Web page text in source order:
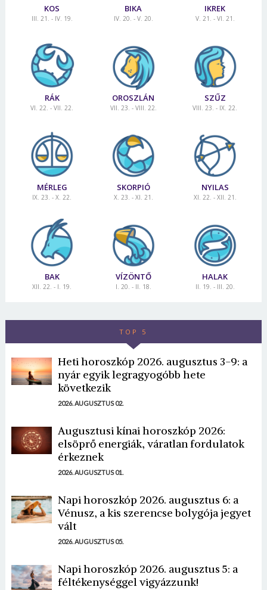
KOS
III. 21. - IV. 19.
BIKA
IV. 20. - V. 20.
IKREK
V. 21. - VI. 21.
RÁK
VI. 22. - VII. 22.
OROSZLÁN
VII. 23. - VIII. 22.
SZŰZ
VIII. 23. - IX. 22.
MÉRLEG
IX. 23. - X. 22.
SKORPIÓ
X. 23. - XI. 21.
NYILAS
XI. 22. - XII. 21.
BAK
XII. 22. - I. 19.
VÍZÖNTŐ
I. 20. - II. 18.
HALAK
II. 19. - III. 20.
TOP 5
Heti horoszkóp 2026. augusztus 3-9: a
nyár egyik legragyogóbb hete
következik
2026. AUGUSZTUS 02.
Augusztusi kínai horoszkóp 2026:
elsöprő energiák, váratlan fordulatok
érkeznek
2026. AUGUSZTUS 01.
Napi horoszkóp 2026. augusztus 6: a
Vénusz, a kis szerencse bolygója jegyet
vált
2026. AUGUSZTUS 05.
Napi horoszkóp 2026. augusztus 5: a
féltékenységgel vigyázzunk!